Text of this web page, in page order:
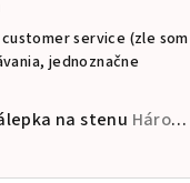
5 hviezdičiek.
service (zle som
jednoznačne
na stenu Hárok 60×120cm • 13 samostatných nálepiek
5 hviezdičiek.